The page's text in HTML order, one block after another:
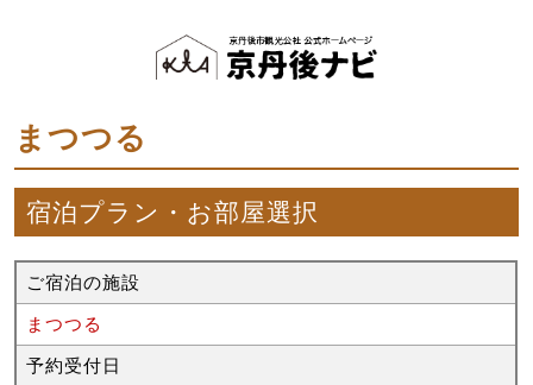
まつつる
宿泊プラン・お部屋選択
ご宿泊の施設
まつつる
予約受付日